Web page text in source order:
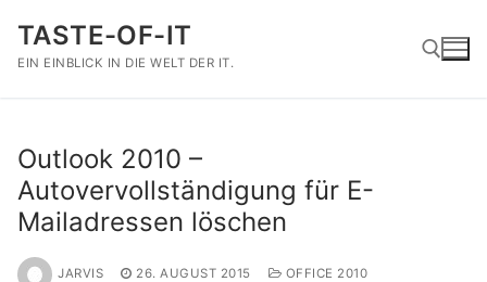
Inhalt
springen
TASTE-OF-IT
EIN EINBLICK IN DIE WELT DER IT.
Outlook 2010 –
Autovervollständigung für E-
Mailadressen löschen
JARVIS 26. AUGUST 2015 OFFICE 2010